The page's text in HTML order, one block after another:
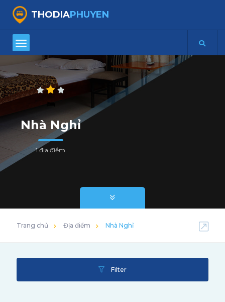
THODIAPHUYEN
Nhà Nghỉ
1 địa điểm
Trang chủ Địa điểm Nhà Nghỉ
Filter